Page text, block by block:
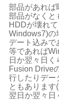
部品があれば
部品がなくと
HDDが壊れ
Windows7)の
デート込みで
等であれば
日か翌々日
Fusion Drive
行したりデー
ともありま
翌日か翌々日